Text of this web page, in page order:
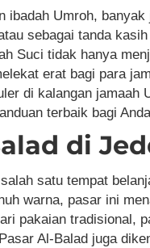
ibadah Umroh,
sebagai tanda
Suci tidak hanya
erat bagi para
di kalangan
terbaik bagi
di
satu tempat
warna, pasar ini
pakaian tradisional,
Al-Balad juga